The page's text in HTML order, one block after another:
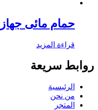
حمام مائى جهاز
قراءة المزيد
روابط سريعة
الرئيسية
من نحن
المتجر